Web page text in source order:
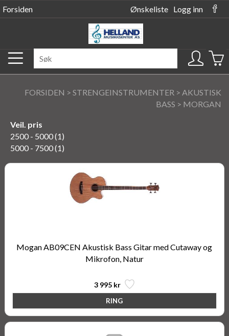
Forsiden Ønskeliste Logg inn
FORSIDEN > STRENGEINSTRUMENTER > AKUSTISK
BASS > MORGAN
Veil. pris
2500 - 5000 (1)
5000 - 7500 (1)
Mogan AB09CEN Akustisk Bass Gitar med Cutaway og
Mikrofon, Natur
3 995 kr